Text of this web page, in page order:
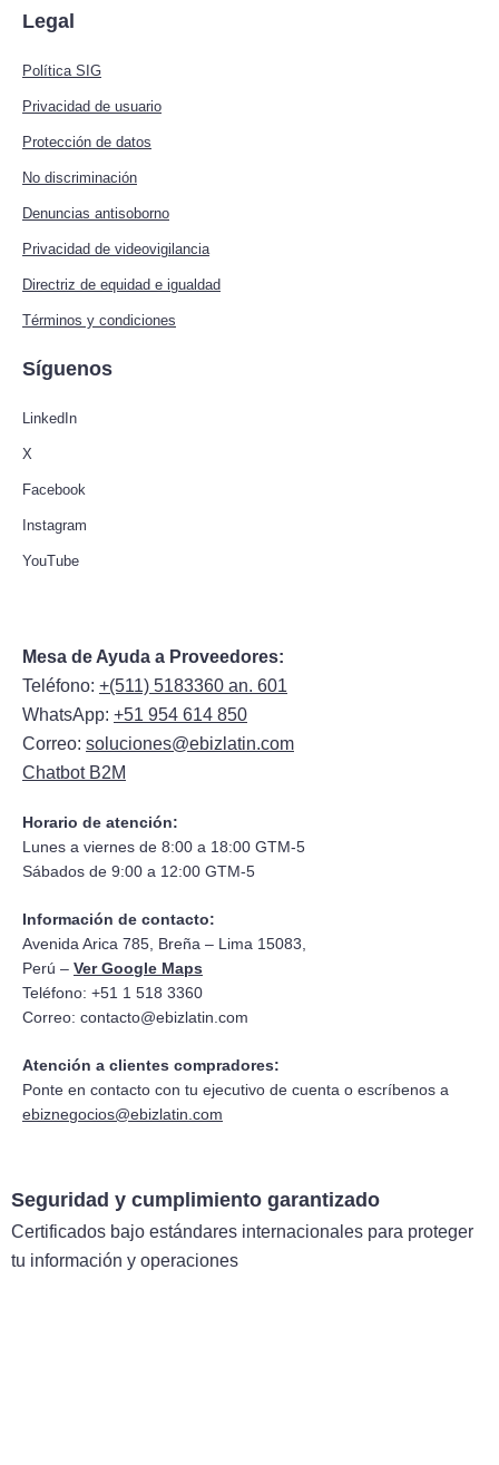
Legal
Política SIG
Privacidad de usuario
Protección de datos
No discriminación
Denuncias antisoborno
Privacidad de videovigilancia
Directriz de equidad e igualdad
Términos y condiciones
Síguenos
LinkedIn
X
Facebook
Instagram
YouTube
Mesa de Ayuda a Proveedores:
Teléfono: +(511) 5183360 an. 601
WhatsApp: +51 954 614 850
Correo: soluciones@ebizlatin.com
Chatbot B2M
Horario de atención:
Lunes a viernes de 8:00 a 18:00 GTM-5
Sábados de 9:00 a 12:00 GTM-5
Información de contacto:
Avenida Arica 785, Breña – Lima 15083,
Perú – Ver Google Maps
Teléfono: +51 1 518 3360
Correo: contacto@ebizlatin.com
Atención a clientes compradores:
Ponte en contacto con tu ejecutivo de cuenta o escríbenos a
ebiznegocios@ebizlatin.com
Seguridad y cumplimiento garantizado
Certificados bajo estándares internacionales para proteger
tu información y operaciones